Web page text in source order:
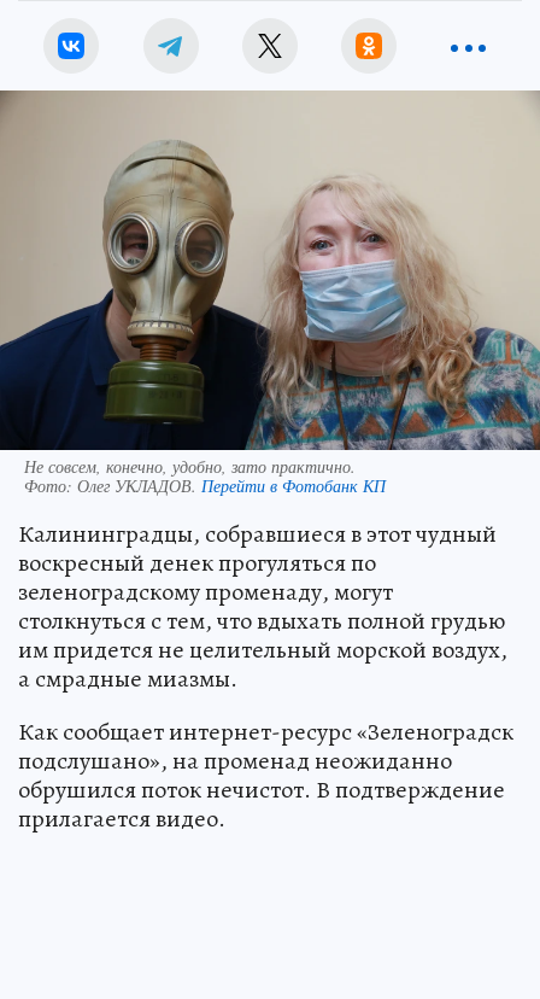
Не совсем, конечно, удобно, зато практично.
Фото: Олег УКЛАДОВ. Перейти в Фотобанк КП
Калининградцы, собравшиеся в этот чудный
воскресный денек прогуляться по
зеленоградскому променаду, могут
столкнуться с тем, что вдыхать полной грудью
им придется не целительный морской воздух,
а смрадные миазмы.
Как сообщает интернет-ресурс «Зеленоградск
подслушано», на променад неожиданно
обрушился поток нечистот. В подтверждение
прилагается видео.